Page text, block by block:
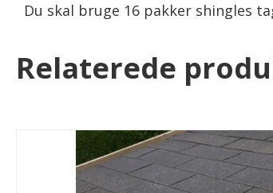
Du skal bruge 16 pakker shingles
Relaterede